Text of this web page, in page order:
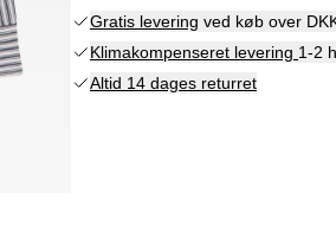
Gratis levering ved køb over
Klimakompenseret levering 1-2
Altid 14 dages returret